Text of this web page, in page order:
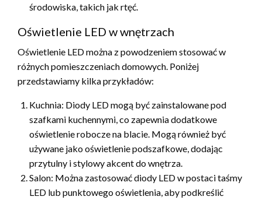
środowiska, takich jak rtęć.
Oświetlenie LED w wnętrzach
Oświetlenie LED można z powodzeniem stosować w
różnych pomieszczeniach domowych. Poniżej
przedstawiamy kilka przykładów:
Kuchnia: Diody LED mogą być zainstalowane pod
szafkami kuchennymi, co zapewnia dodatkowe
oświetlenie robocze na blacie. Mogą również być
używane jako oświetlenie podszafkowe, dodając
przytulny i stylowy akcent do wnętrza.
Salon: Można zastosować diody LED w postaci taśmy
LED lub punktowego oświetlenia, aby podkreślić